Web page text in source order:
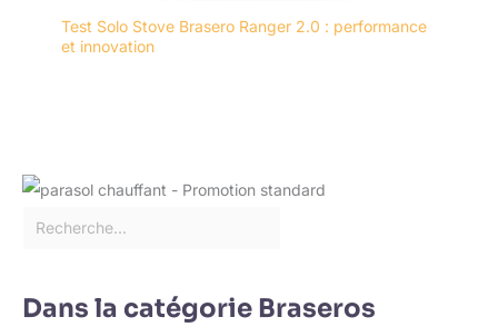
Test Solo Stove Brasero Ranger 2.0 : performance
et innovation
Dans la catégorie Braseros